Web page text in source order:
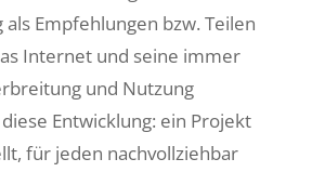
Empfehlungen bzw. Teilen
Internet und seine immer
und Nutzung
Entwicklung: ein Projekt
für jeden nachvollziehbar